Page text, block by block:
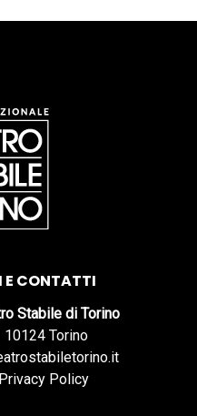
E CONTATTI
Stabile di Torino
Torino
Privacy Policy